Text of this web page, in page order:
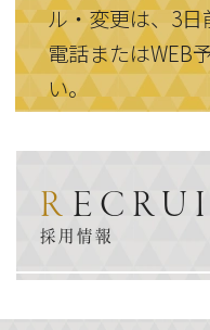
ル・変更は、3
電話またはWEB
い。
採用情報